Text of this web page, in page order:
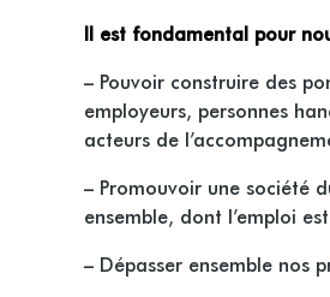
Il est fondamental pour
– Pouvoir construire des
employeurs, personnes
acteurs de
– Promouvoir une société
ensemble, dont l’emploi
– Dépasser ensemble nos